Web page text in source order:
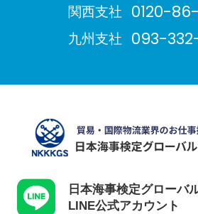
関西支社 0120-
九州支社 093-
日本海事検定グローバ
LINE公式アカウント